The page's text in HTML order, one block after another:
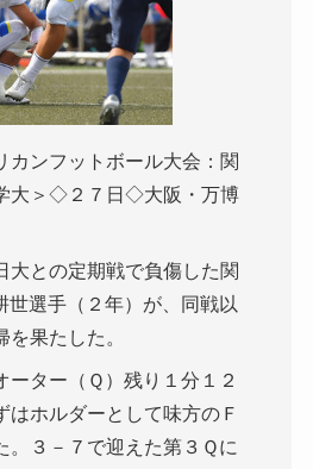
カンフットボール大会：関
大＞◇２７日◇大阪・万博
大との定期戦で負傷した関
世選手（２年）が、同戦以
果たした。
ーター（Ｑ）残り１分１２
はホルダーとして味方のＦ
。３－７で迎えた第３Ｑに